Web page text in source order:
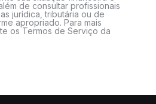
de consultar profissionais
jurídica, tributária ou de
apropriado. Para mais
os Termos de Serviço da